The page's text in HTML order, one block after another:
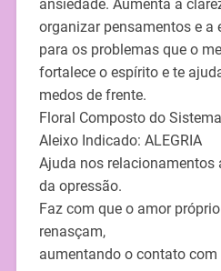
ansiedade. Aumenta a
organizar pensamentos e a
para os problemas que o
fortalece o espírito e te
medos de frente.
Floral Composto do
Aleixo Indicado: ALEGRIA
Ajuda nos relacionamentos
da opressão.
Faz com que o amor
renasçam,
aumentando o contato com